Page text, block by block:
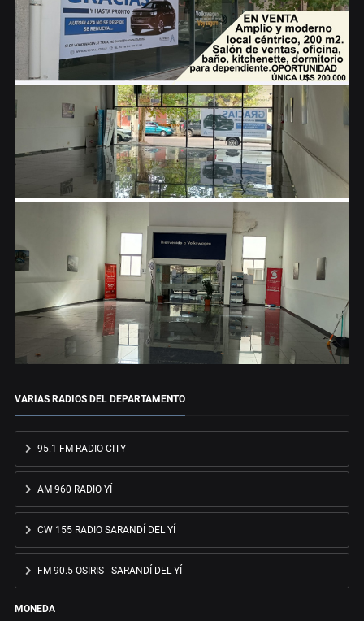
VARIAS RADIOS DEL DEPARTAMENTO
95.1 FM RADIO CITY
AM 960 RADIO YÍ
CW 155 RADIO SARANDÍ DEL YÍ
FM 90.5 OSIRIS - SARANDÍ DEL YÍ
MONEDA